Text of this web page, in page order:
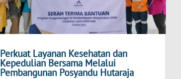
Perkuat Layanan Kesehatan dan
Kepedulian Bersama Melalui
Pembangunan Posyandu Hutaraja